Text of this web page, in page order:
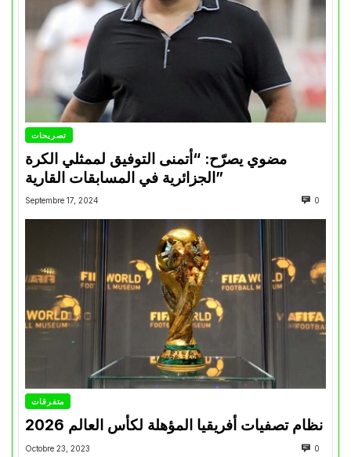
تصريحات
مضوي يصرّح: “أتمنى التوفيق لممثلي الكرة
الجزائرية في المسابقات القارية”
Septembre 17, 2024 0
متفرقات
نظام تصفيات أفريقيا المؤهلة لكأس العالم 2026
Octobre 23, 2023 0